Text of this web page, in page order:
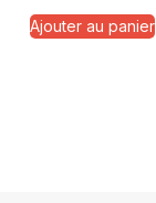
Ajouter au panier